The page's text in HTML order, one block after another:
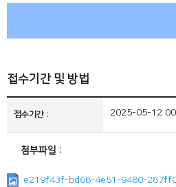
접수기간 및 방법
접수기간 2025-05-12
첨부파일
e219f43f-bd68-4e51-9480-